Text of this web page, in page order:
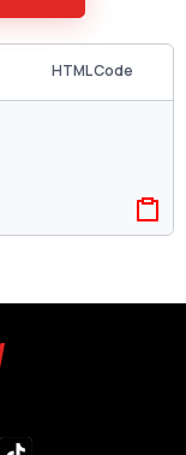
HTML Code